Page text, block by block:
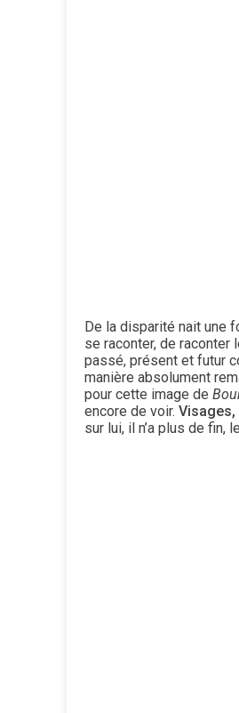
De la disparité nait une
se raconter, de raconter
passé, présent et futur
manière absolument
pour cette image de
encore de voir.
sur lui, il n’a plus de fin,